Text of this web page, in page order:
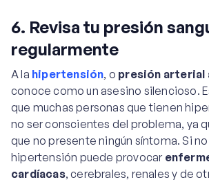
6. Revisa tu presión
regularmente
A la hipertensión, o presión arterial
conoce como un asesino silencioso.
que muchas personas que tienen
no ser conscientes del problema, ya
que no presente ningún síntoma. Si
hipertensión puede provocar
cardíacas, cerebrales, renales y de